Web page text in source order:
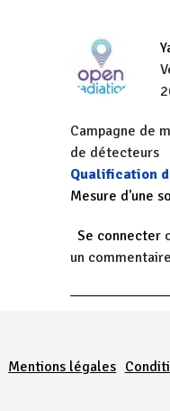
Campagne de
de détecteurs
Qualification
Mesure d'une
Se connecter
un commentaire
Mentions légales